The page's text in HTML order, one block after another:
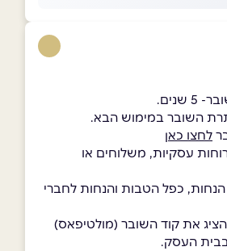
השובר במימוש הבא.
לחצו כאן
עסקיות, משלוחים או
כפל הטבות והנחות לחברי
את קוד השובר (מולטיפאס)
העסק.